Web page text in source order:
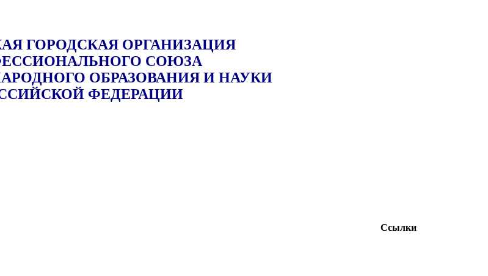
ГОРОДСКАЯ ОРГАНИЗАЦИЯ
СОЮЗА
ОБРАЗОВАНИЯ И НАУКИ
ФЕДЕРАЦИИ
Сcылки